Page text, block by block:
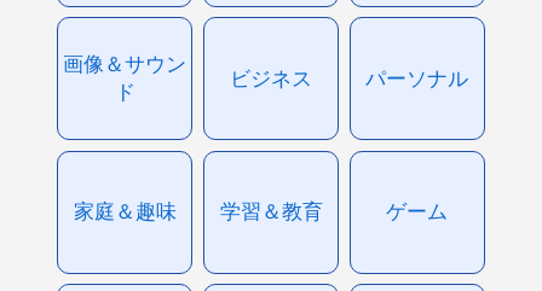
画像＆サウン
ド
ビジネス パーソナル
家庭＆趣味 学習＆教育 ゲーム